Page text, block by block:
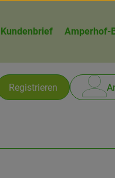
Kundenbrief Amperhof-
Registrieren